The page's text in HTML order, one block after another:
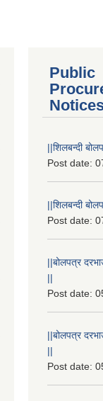
Public
||शिलबन्दी
Post date:
||शिलबन्दी
Post date:
||बोलपत्र
||
Post date:
||बोलपत्र
||
Post date: